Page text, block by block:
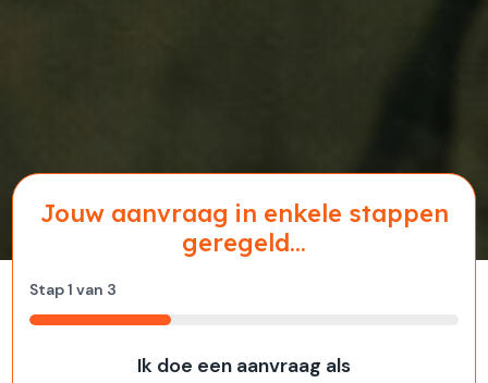
Jouw aanvraag in enkele stappen
geregeld...
Stap1 van 3
33%
Ik doe een aanvraag als